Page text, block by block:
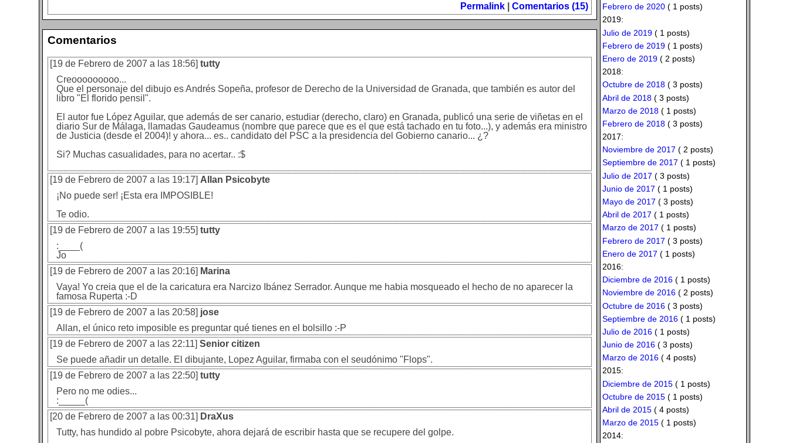
Permalink Comentarios (15)
Comentarios
[19 de Febrero de 2007 a las 18:56] tutty
Creooooooooo...
Que el personaje del dibujo es Andrés Sopeña, profesor de Derecho de la Universidad de Granada, que también es autor del
libro "El florido pensil".
El autor fue López Aguilar, que además de ser canario, estudiar (derecho, claro) en Granada, publicó una serie de viñetas en el
diario Sur de Málaga, llamadas Gaudeamus (nombre que parece que es el que está tachado en tu foto...), y además era ministro
de Justicia (desde el 2004)! y ahora... es.. candidato del PSC a la presidencia del Gobierno canario... ¿?
Si? Muchas casualidades, para no acertar.. :$
[19 de Febrero de 2007 a las 19:17] Allan Psicobyte
¡No puede ser! ¡Esta era IMPOSIBLE!
Te odio.
[19 de Febrero de 2007 a las 19:55] tutty
:____(
Jo
[19 de Febrero de 2007 a las 20:16] Marina
Vaya! Yo creia que el de la caricatura era Narcizo Ibánez Serrador. Aunque me habia mosqueado el hecho de no aparecer la
famosa Ruperta :-D
[19 de Febrero de 2007 a las 20:58] jose
Allan, el único reto imposible es preguntar qué tienes en el bolsillo :-P
[19 de Febrero de 2007 a las 22:11] Senior citizen
Se puede añadir un detalle. El dibujante, Lopez Aguilar, firmaba con el seudónimo "Flops".
[19 de Febrero de 2007 a las 22:50] tutty
Pero no me odies...
:_____(
[20 de Febrero de 2007 a las 00:31] DraXus
Tutty, has hundido al pobre Psicobyte, ahora dejará de escribir hasta que se recupere del golpe.
Febrero de 2020( 1 posts)
2019:
Julio de 2019( 1 posts)
Febrero de 2019( 1 posts)
Enero de 2019( 2 posts)
2018:
Octubre de 2018( 3 posts)
Abril de 2018( 3 posts)
Marzo de 2018( 1 posts)
Febrero de 2018( 3 posts)
2017:
Noviembre de 2017 ( 2 posts)
Septiembre de 2017 ( 1 posts)
Julio de 2017 ( 3 posts)
Junio de 2017 ( 1 posts)
Mayo de 2017 ( 3 posts)
Abril de 2017 ( 1 posts)
Marzo de 2017 ( 1 posts)
Febrero de 2017 ( 3 posts)
Enero de 2017 ( 1 posts)
2016:
Diciembre de 2016( 1 posts)
Noviembre de 2016( 2 posts)
Octubre de 2016( 3 posts)
Septiembre de 2016( 1 posts)
Julio de 2016( 1 posts)
Junio de 2016( 3 posts)
Marzo de 2016( 4 posts)
2015:
Diciembre de 2015( 1 posts)
Octubre de 2015( 1 posts)
Abril de 2015( 4 posts)
Marzo de 2015( 1 posts)
2014: